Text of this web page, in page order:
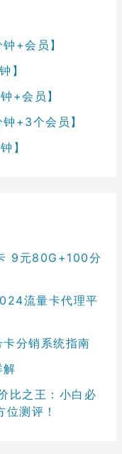
+会员】
】
+会员】
+3个会员】
】
9元80G+100分
流量卡代理平
分销系统指南
解
比之王：小白必
测评！